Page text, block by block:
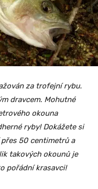
za trofejní rybu.
dravcem. Mohutné
okouna
ryby! Dokážete si
50 centimetrů a
takových okounů je
pořádní krasavci!